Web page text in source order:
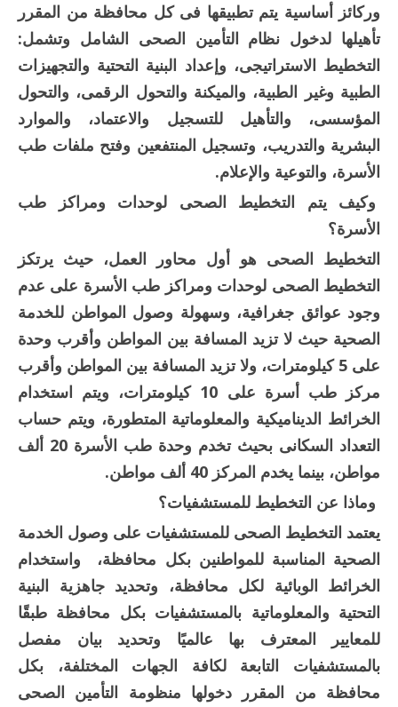
وركائز أساسية يتم تطبيقها فى كل محافظة من المقرر
تأهيلها لدخول نظام التأمين الصحى الشامل وتشمل:
التخطيط الاستراتيجى، وإعداد البنية التحتية والتجهيزات
الطبية وغير الطبية، والميكنة والتحول الرقمى، والتحول
المؤسسى، والتأهيل للتسجيل والاعتماد، والموارد
البشرية والتدريب، وتسجيل المنتفعين وفتح ملفات طب
الأسرة، والتوعية والإعلام.
وكيف يتم التخطيط الصحى لوحدات ومراكز طب
الأسرة؟
التخطيط الصحى هو أول محاور العمل، حيث يرتكز
التخطيط الصحى لوحدات ومراكز طب الأسرة على عدم
وجود عوائق جغرافية، وسهولة وصول المواطن للخدمة
الصحية حيث لا تزيد المسافة بين المواطن وأقرب وحدة
على 5 كيلومترات، ولا تزيد المسافة بين المواطن وأقرب
مركز طب أسرة على 10 كيلومترات، ويتم استخدام
الخرائط الديناميكية والمعلوماتية المتطورة، ويتم حساب
التعداد السكانى بحيث تخدم وحدة طب الأسرة 20 ألف
مواطن، بينما يخدم المركز 40 ألف مواطن.
وماذا عن التخطيط للمستشفيات؟
يعتمد التخطيط الصحى للمستشفيات على وصول الخدمة
الصحية المناسبة للمواطنين بكل محافظة، واستخدام
الخرائط الوبائية لكل محافظة، وتحديد جاهزية البنية
التحتية والمعلوماتية بالمستشفيات بكل محافظة طبقًا
للمعايير المعترف بها عالميًا وتحديد بيان مفصل
بالمستشفيات التابعة لكافة الجهات المختلفة، بكل
محافظة من المقرر دخولها منظومة التأمين الصحى